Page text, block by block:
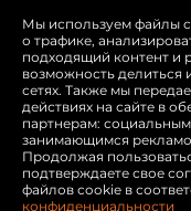
Политика
Switch to English
Мы используем файлы
о трафике,
подходящий контент и
возможность
сетях. Также мы
действиях на сайте в
партнерам:
занимающимся
Продолжая
подтверждаете свое
файлов cookie в
конфиденциальности